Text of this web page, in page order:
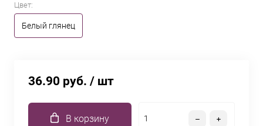
Цвет:
Белый глянец
36.90 руб. / шт
В корзину